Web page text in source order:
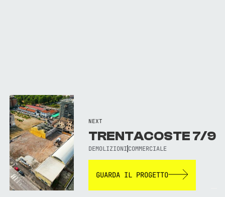
TORNA AL SITO WEB
NEXT
TRENTACOSTE 7/9
DEMOLIZIONI COMMERCIALE
GUARDA IL PROGETTO